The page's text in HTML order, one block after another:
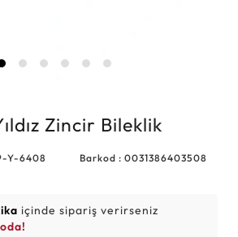
Zincir Bileklik
Y-6408 Barkod : 0031386403508
içinde sipariş verirseniz